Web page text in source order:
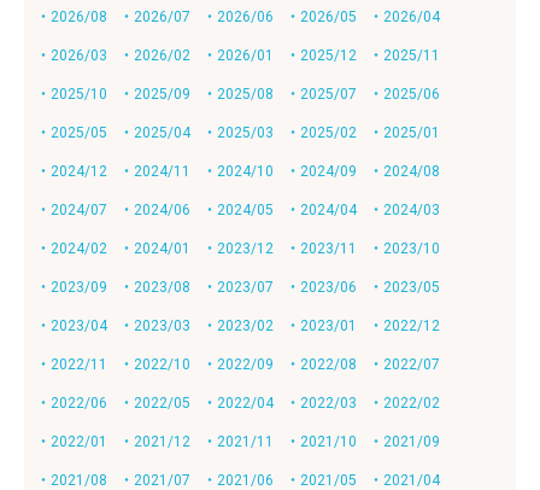
・2026/08 ・2026/07 ・2026/06 ・2026/05 ・2026/04
・2026/03 ・2026/02 ・2026/01 ・2025/12 ・2025/11
・2025/10 ・2025/09 ・2025/08 ・2025/07 ・2025/06
・2025/05 ・2025/04 ・2025/03 ・2025/02 ・2025/01
・2024/12 ・2024/11 ・2024/10 ・2024/09 ・2024/08
・2024/07 ・2024/06 ・2024/05 ・2024/04 ・2024/03
・2024/02 ・2024/01 ・2023/12 ・2023/11 ・2023/10
・2023/09 ・2023/08 ・2023/07 ・2023/06 ・2023/05
・2023/04 ・2023/03 ・2023/02 ・2023/01 ・2022/12
・2022/11 ・2022/10 ・2022/09 ・2022/08 ・2022/07
・2022/06 ・2022/05 ・2022/04 ・2022/03 ・2022/02
・2022/01 ・2021/12 ・2021/11 ・2021/10 ・2021/09
・2021/08 ・2021/07 ・2021/06 ・2021/05 ・2021/04